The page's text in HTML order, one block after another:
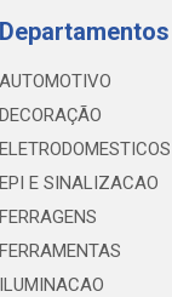
Departamentos
AUTOMOTIVO
DECORAÇÃO
ELETRODOMESTICOS
EPI E SINALIZACAO
FERRAGENS
FERRAMENTAS
ILUMINACAO